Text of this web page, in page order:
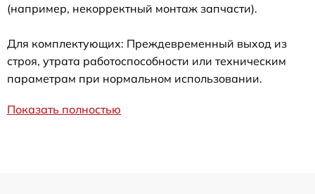
(например, некорректный монтаж запчасти).
Для комплектующих: Преждевременный выход из
строя, утрата работоспособности или техническим
параметрам при нормальном использовании.
Показать полностью